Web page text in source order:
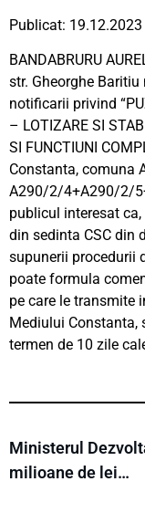
Publicat: 19.12.2023
BANDABRURU
str. Gheorghe Baritiu
notificarii privind
– LOTIZARE SI
SI FUNCTIUNI
Constanta, comuna
A290/2/4+A290/2/
publicul interesat
din sedinta CSC din
supunerii procedurii
poate formula
pe care le transmite
Mediului Constanta,
termen de 10 zile
Ministerul
milioane de lei…